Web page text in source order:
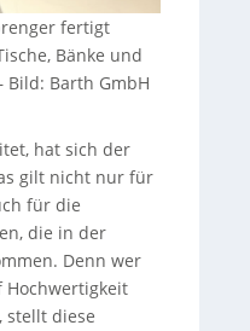
fertigt
Bänke und
Bild: Barth GmbH
hat sich der
gilt nicht nur für
für die
die in der
Denn wer
Hochwertigkeit
stellt diese